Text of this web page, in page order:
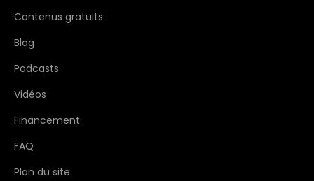
Contenus gratuits
Blog
Podcasts
Vidéos
Financement
FAQ
Plan du site